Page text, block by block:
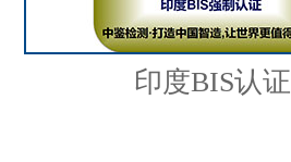
印度BIS认证